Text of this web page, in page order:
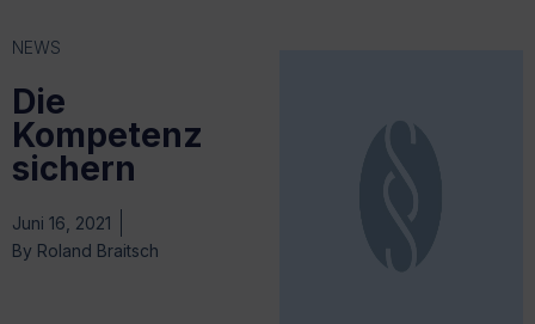
NEWS
Die
Kompetenz
sichern
Juni 16, 2021
By Roland Braitsch